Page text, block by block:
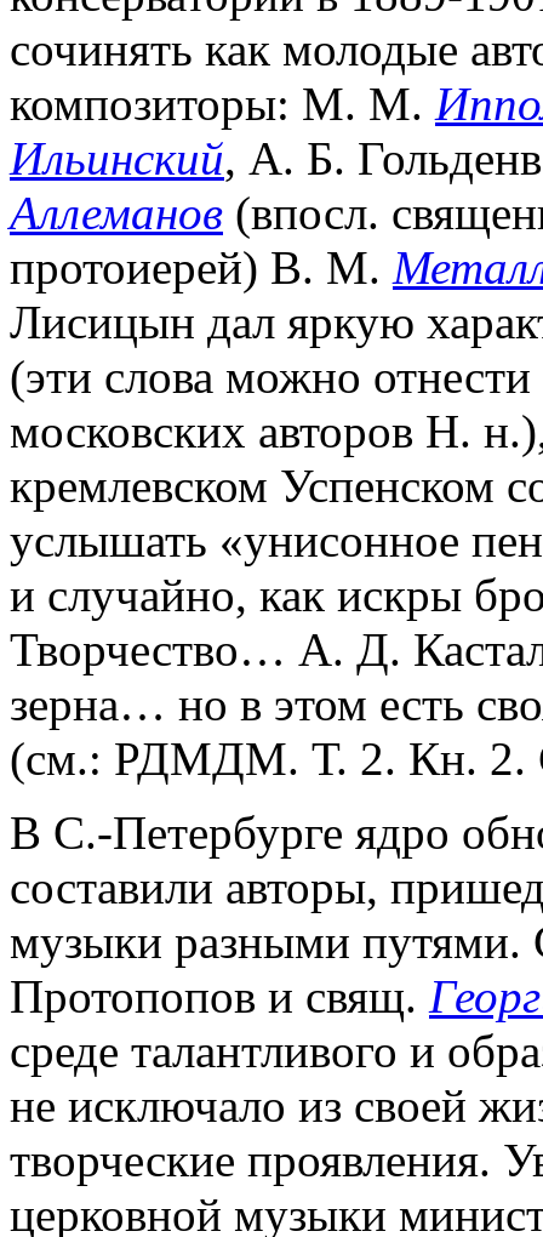
сочинять как молодые
композиторы: М. М.
Ильинский, А. Б.
Аллеманов (впосл.
протоиерей) В. М.
Лисицын дал яркую
(эти слова можно
московских авторов Н.
кремлевском Успенском
услышать «унисонное
и случайно, как искры
Творчество… А. Д.
зерна… но в этом есть
(см.: РДМДМ. Т. 2. Кн. 2.
В С.-Петербурге ядро
составили авторы,
музыки разными
Протопопов и свящ.
среде талантливого и
не исключало из своей
творческие проявления.
церковной музыки